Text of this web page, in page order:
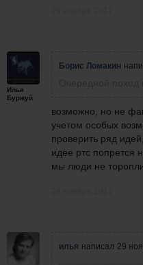
Илья
Буржуй
Борис Ломакин
возможно, но не
учетом особых
проверить ряд
идее ртс попрется
мы люди не
илья написал 29